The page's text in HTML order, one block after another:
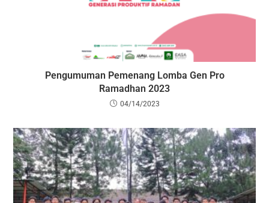
Pengumuman Pemenang Lomba Gen Pro
Ramadhan 2023
04/14/2023